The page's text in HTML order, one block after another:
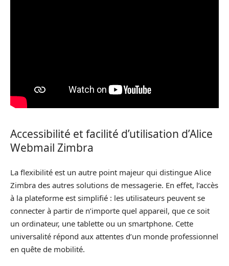
Accessibilité et facilité d’utilisation d’Alice
Webmail Zimbra
La flexibilité est un autre point majeur qui distingue Alice
Zimbra des autres solutions de messagerie. En effet, l’accès
à la plateforme est simplifié : les utilisateurs peuvent se
connecter à partir de n’importe quel appareil, que ce soit
un ordinateur, une tablette ou un smartphone. Cette
universalité répond aux attentes d’un monde professionnel
en quête de mobilité.